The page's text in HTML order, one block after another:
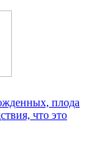
плода
что это